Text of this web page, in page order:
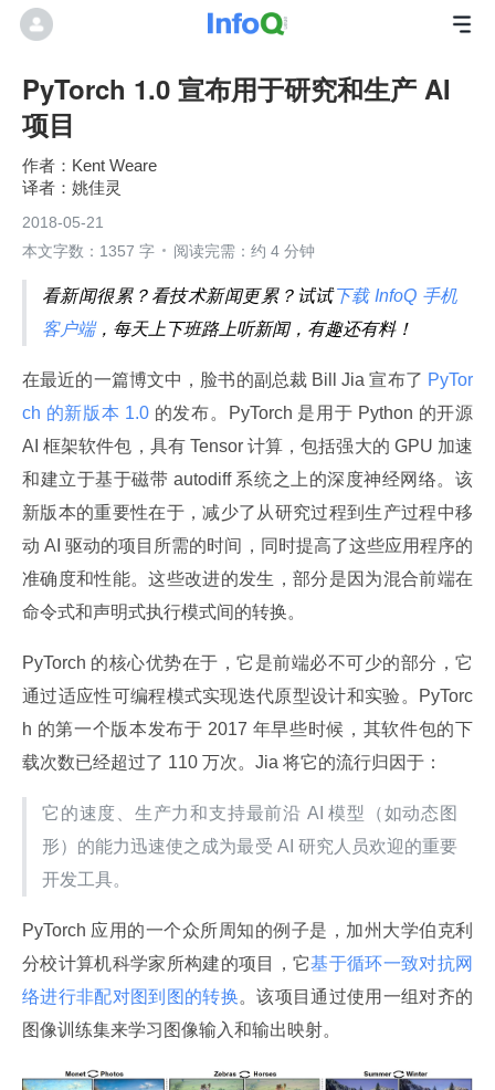
PyTorch 1.0 宣布用于研究和生产 AI
项目
Kent Weare
姚佳灵
2018-05-21
本文字数：1357 字
阅读完需：约 4 分钟
看新闻很累？看技术新闻更累？试试下载 InfoQ 手机
客户端，每天上下班路上听新闻，有趣还有料！
在最近的一篇博文中，脸书的副总裁 Bill Jia 宣布了 PyTor
ch 的新版本 1.0 的发布。PyTorch 是用于 Python 的开源
AI 框架软件包，具有 Tensor 计算，包括强大的 GPU 加速
和建立于基于磁带 autodiff 系统之上的深度神经网络。该
新版本的重要性在于，减少了从研究过程到生产过程中移
动 AI 驱动的项目所需的时间，同时提高了这些应用程序的
准确度和性能。这些改进的发生，部分是因为混合前端在
命令式和声明式执行模式间的转换。
PyTorch 的核心优势在于，它是前端必不可少的部分，它
通过适应性可编程模式实现迭代原型设计和实验。PyTorc
h 的第一个版本发布于 2017 年早些时候，其软件包的下
载次数已经超过了 110 万次。Jia 将它的流行归因于：
它的速度、生产力和支持最前沿 AI 模型（如动态图
形）的能力迅速使之成为最受 AI 研究人员欢迎的重要
开发工具。
PyTorch 应用的一个众所周知的例子是，加州大学伯克利
分校计算机科学家所构建的项目，它基于循环一致对抗网
络进行非配对图到图的转换。该项目通过使用一组对齐的
图像训练集来学习图像输入和输出映射。